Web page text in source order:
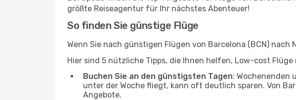
größte Reiseagentur für Ihr nächstes Abenteuer!
So finden Sie günstige Flüge
Wenn Sie nach günstigen Flügen von Barcelona (BCN) nach
Hier sind 5 nützliche Tipps, die Ihnen helfen, Low-cost Flüge
Buchen Sie an den günstigsten Tagen: Wochenenden
unter der Woche fliegt, kann oft deutlich sparen. Von
Angebote.